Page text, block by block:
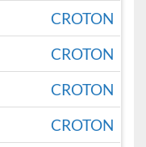
CROTON
CROTON
CROTON
CROTON